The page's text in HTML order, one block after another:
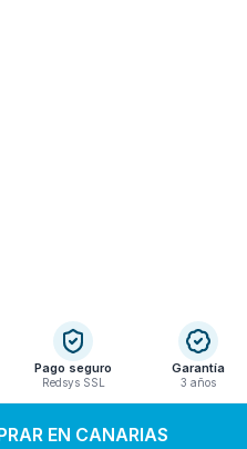
Pago seguro
Redsys SSL
Garantía
3 años
EN CANARIAS